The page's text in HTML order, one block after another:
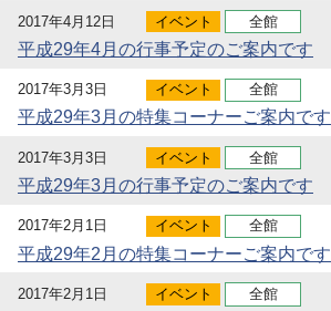
2017年4月12日 イベント 全館
平成29年4月の行事予定のご案内です
2017年3月3日 イベント 全館
平成29年3月の特集コーナーご案内です
2017年3月3日 イベント 全館
平成29年3月の行事予定のご案内です
2017年2月1日 イベント 全館
平成29年2月の特集コーナーご案内です
2017年2月1日 イベント 全館